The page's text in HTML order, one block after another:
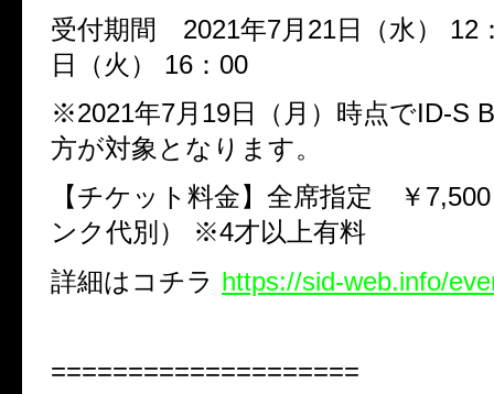
受付期間 2021年7月 21日（水） 12
日（火）
16 ： 00
※2021年7月 19日（月）時点でID-S
方が対象となります。
【チケット料金】全席指定 ￥ 7,500
ンク代別）
※4才以上有料
詳細はコチラ https://sid-web.info/
====================